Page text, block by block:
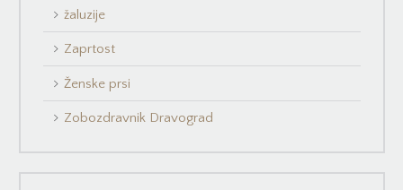
žaluzije
Zaprtost
Ženske prsi
Zobozdravnik Dravograd